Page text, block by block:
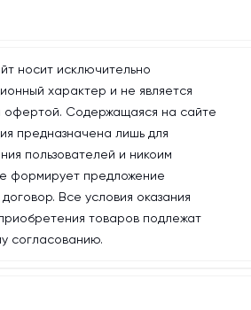
носит исключительно
характер и не является
офертой. Содержащаяся на сайте
предназначена лишь для
пользователей и никоим
формирует предложение
Все условия оказания
товаров подлежат
согласованию.